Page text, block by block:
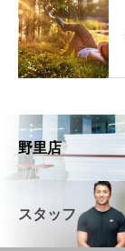
野里店
スタッフ